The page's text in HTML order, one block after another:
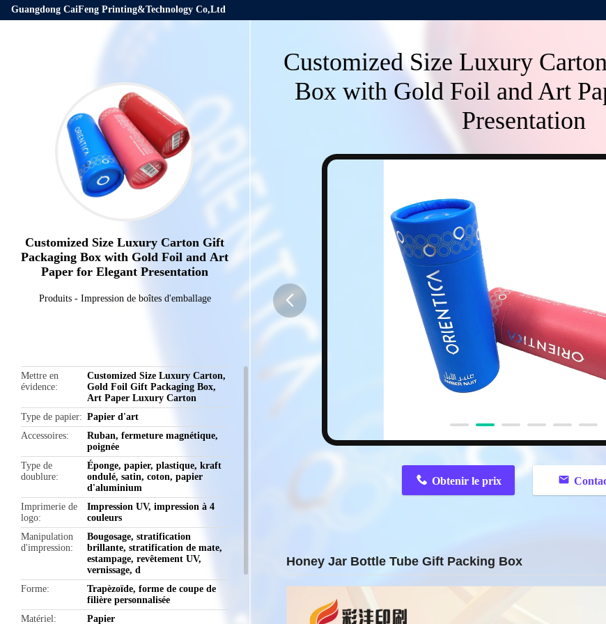
Guangdong CaiFeng Printing&Technology Co,Ltd
Customized Size Luxury Carton Gift
Packaging Box with Gold Foil and Art
Paper for Elegant Presentation
Produits- Impression de boîtes d'emballage
Mettre en
évidence
Customized Size Luxury Carton,
Gold Foil Gift Packaging Box,
Art Paper Luxury Carton
Type de papier
Papier d'art
Accessoires
Ruban, fermeture magnétique,
poignée
Type de
doublure
Éponge, papier, plastique, kraft
ondulé, satin, coton, papier
d'aluminium
Imprimerie de
logo
Impression UV, impression à 4
couleurs
Manipulation
d'impression
Bougosage, stratification
brillante, stratification de mate,
estampage, revêtement UV,
vernissage, d
Forme
Trapèzoïde, forme de coupe de
filière personnalisée
Matériel
Papier
Customized Size Luxury
Box with Gold Foil and Art
Presentation
button
Obtenir le prix
Honey Jar Bottle Tube Gift Packing Box